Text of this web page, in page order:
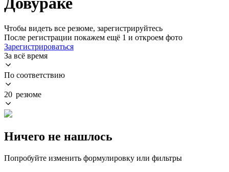
Чтобы видеть все резюме, зарегистрируйтесь
После регистрации покажем ещё 1 и откроем фото
Зарегистрироваться
За всё время
По соответствию
20 резюме
Ничего не нашлось
Попробуйте изменить формулировку или фильтры